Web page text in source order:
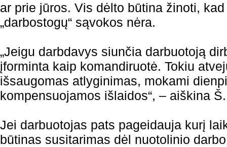
ar prie jūros. Vis dėlto būtina žinoti,
„darbostogų“ sąvokos nėra.
„Jeigu darbdavys siunčia darbuotoją
įforminta kaip komandiruotė. Tokiu
išsaugomas atlyginimas, mokami
kompensuojamos išlaidos“, – aiškina
Jei darbuotojas pats pageidauja kurį
būtinas susitarimas dėl nuotolinio